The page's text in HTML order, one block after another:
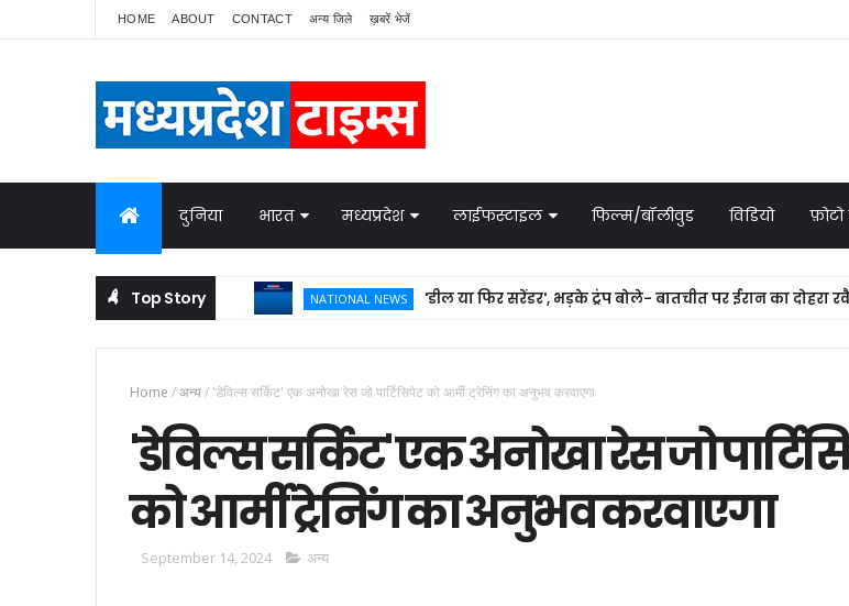
HOME ABOUT CONTACT अन्य जिले ख़बरें भेजें
दुनिया भारत मध्यप्रदेश लाईफस्टाइल फिल्म/बॉलीवुड विडियो
Top Story NATIONAL NEWS 'डील या फिर सरेंडर', भड़के ट्रंप बोले- बातचीत पर ईरान का दोहरा रवैया
Home /अन्य/ 'डेविल्स सर्किट' एक अनोखा रेस जो पार्टिसिपेट को आर्मी ट्रेनिंग का अनुभव करवाएगा
'डेविल्स सर्किट' एक अनोखा रेस जो
को आर्मी ट्रेनिंग का अनुभव करवाएगा
September 14, 2024 अन्य